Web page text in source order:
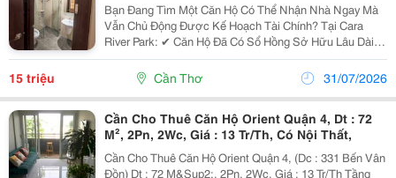
Bạn Đang Tìm Một Căn Hộ Có Thể Nhận Nhà Ngay Mà
Vẫn Chủ Động Được Kế Hoạch Tài Chính? Tại Cara
River Park: ✔ Căn Hộ Đã Có Sổ Hồng Sở Hữu Lâu Dài.
✔ Chỉ Thanh Toán 40% Nhận Nhà. ✔ 60% Còn Lại Dàn
Trải Trong 24 Tháng. ✔ 12 Tháng Đầu Từ...
15 triệu Cần Thơ 31/07/2026
Cần Cho Thuê Căn Hộ Orient Quận 4, Dt : 72
M², 2Pn, 2Wc, Giá : 13 Tr/Th, Có Nội Thất,
Cần Cho Thuê Căn Hộ Orient Quận 4, (Dc : 331 Bến Vân
Đồn) Dt : 72 M&Sup2;, 2Pn, 2Wc, Giá : 13 Tr/Th Tầng